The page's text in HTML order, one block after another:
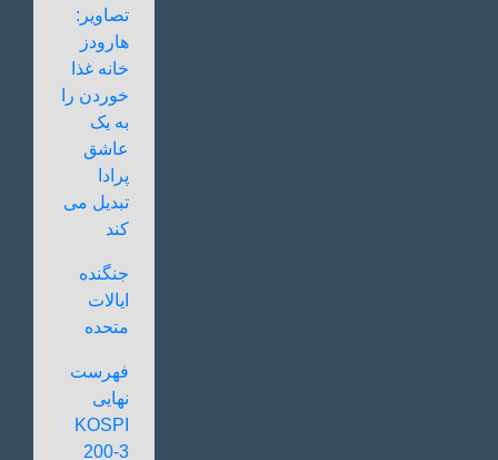
تصاویر:
هارودز
خانه غذا
خوردن را
به یک
عاشق
پرادا
تبدیل می
کند
جنگنده
ایالات
متحده
فهرست
نهایی
KOSPI
200-3